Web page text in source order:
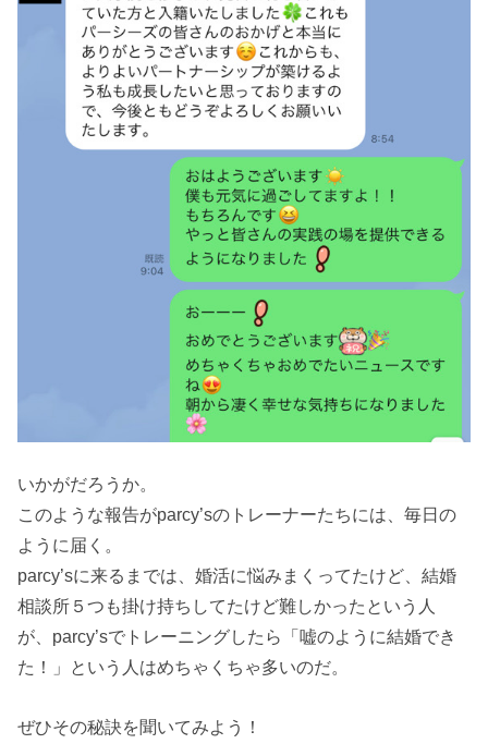
いかがだろうか。
このような報告がparcy’sのトレーナーたちには、毎日の
ように届く。
parcy’sに来るまでは、婚活に悩みまくってたけど、結婚
相談所５つも掛け持ちしてたけど難しかったという人
が、parcy’sでトレーニングしたら「嘘のように結婚でき
た！」という人はめちゃくちゃ多いのだ。
ぜひその秘訣を聞いてみよう！